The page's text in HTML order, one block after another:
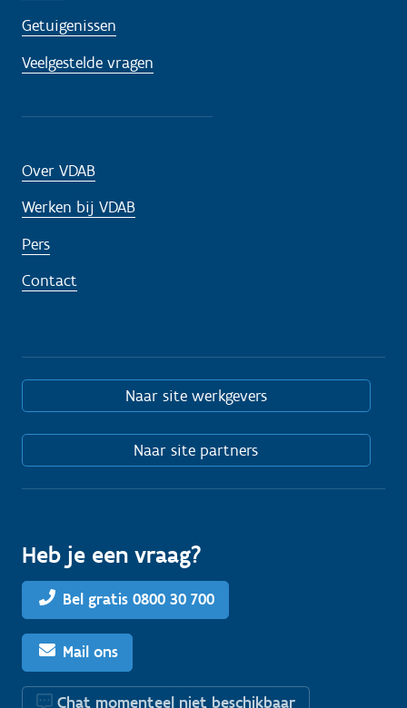
Getuigenissen
Veelgestelde vragen
Over VDAB
Werken bij VDAB
Pers
Contact
Naar site werkgevers
Naar site partners
Heb je een vraag?
Bel gratis 0800 30 700
Mail ons
Chat momenteel niet beschikbaar